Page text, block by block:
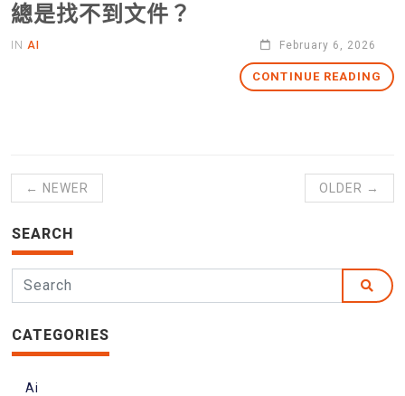
總是找不到文件？
IN AI February 6, 2026
CONTINUE READING
← NEWER OLDER →
SEARCH
CATEGORIES
Ai